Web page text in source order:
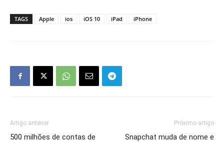
TAGS Apple ios iOS 10 iPad iPhone
Artigo anterior
500 milhões de contas de
Próximo artigo
Snapchat muda de nome e